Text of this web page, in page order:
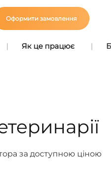
Оформити замовлення
Як це працює
за доступною ціною